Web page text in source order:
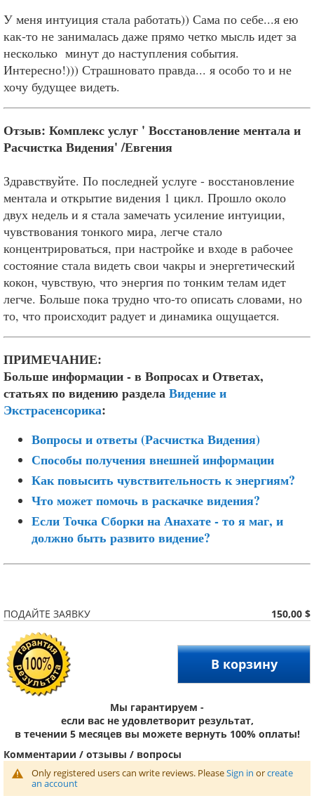
У меня интуиция стала работать)) Сама по себе...я ею
как-то не занималась даже прямо четко мысль идет за
несколько минут до наступления события.
Интересно!))) Страшновато правда... я особо то и не
хочу будущее видеть.
Отзыв: Комплекс услуг ' Восстановление ментала и
Расчистка Видения' /Евгения
Здравствуйте. По последней услуге - восстановление
ментала и открытие видения 1 цикл. Прошло около
двух недель и я стала замечать усиление интуиции,
чувствования тонкого мира, легче стало
концентрироваться, при настройке и входе в рабочее
состояние стала видеть свои чакры и энергетический
кокон, чувствую, что энергия по тонким телам идет
легче. Больше пока трудно что-то описать словами, но
то, что происходит радует и динамика ощущается.
ПРИМЕЧАНИЕ:
Больше информации - в Вопросах и Ответах,
статьях по видению разделаВидение и
Экстрасенсорика:
Вопросы и ответы (Расчистка Видения)
Способы получения внешней информации
Как повысить чувствительность к энергиям?
Что может помочь в раскачке видения?
Если Точка Сборки на Анахате - то я маг, и
должно быть развито видение?
ПОДАЙТЕ ЗАЯВКУ 150,00 $
В корзину
Мы гарантируем -
если вас не удовлетворит результат,
в течении 5 месяцев вы можете вернуть 100% оплаты!
Комментарии / отзывы / вопросы
Only registered users can write reviews. PleaseSign in orcreate
an account